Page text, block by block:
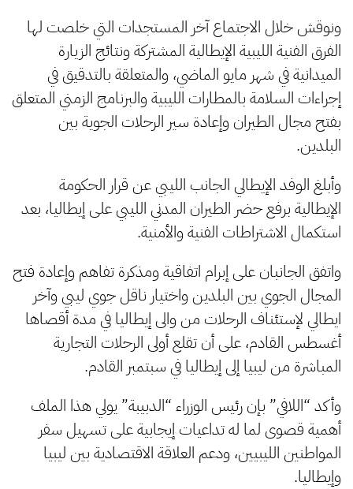
ونوقش خلال الاجتماع آخر المستجدات التي خلصت لها
الفرق الفنية الليبية الإيطالية المشتركة ونتائج الزيارة
الميدانية في شهر مايو الماضي، والمتعلقة بالتدقيق في
إجراءات السلامة بالمطارات الليبية والبرنامج الزمني المتعلق
بفتح مجال الطيران وإعادة سير الرحلات الجوية بين
البلدين.
وأبلغ الوفد الإيطالي الجانب الليبي عن قرار الحكومة
الإيطالية برفع حضر الطيران المدني الليبي على إيطاليا، بعد
استكمال الاشتراطات الفنية والأمنية.
واتفق الجانبان على إبرام اتفاقية ومذكرة تفاهم وإعادة فتح
المجال الجوي بين البلدين واختيار ناقل جوي ليبي وآخر
ايطالي لإستئناف الرحلات من والى إيطاليا في مدة أقصاها
أغسطس القادم، على أن تقلع أولى الرحلات التجارية
المباشرة من ليبيا إلى إيطاليا في سبتمبر القادم.
وأكد “اللافي” بإن رئيس الوزراء “الدبيبة” يولي هذا الملف
أهمية قصوى لما له تداعيات إيجابية على تسهيل سفر
المواطنين الليبيين، ودعم العلاقة الاقتصادية بين ليبيا
وإيطاليا.